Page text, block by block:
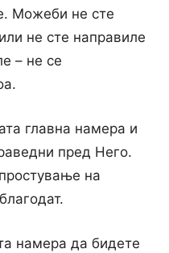
Можеби не сте
не сте направиле
– не се
главна намера и
пред Него.
на
намера да бидете